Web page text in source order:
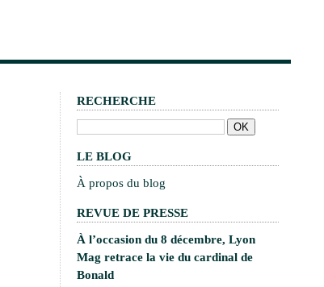
RECHERCHE
LE BLOG
À propos du blog
REVUE DE PRESSE
À l’occasion du 8 décembre, Lyon
Mag retrace la vie du cardinal de
Bonald